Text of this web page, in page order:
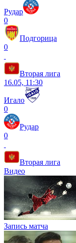
Рудар
0
Подгорица
0
Вторая лига
16.05, 11:30
Игало
0
Рудар
0
Вторая лига
Видео
Запись матча